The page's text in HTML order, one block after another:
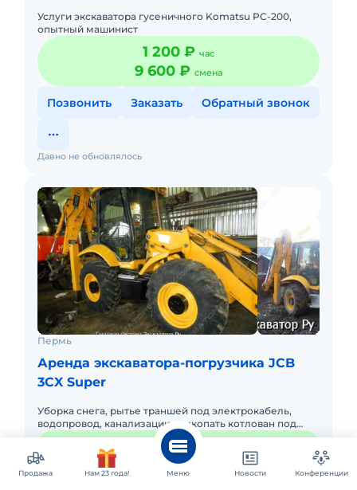
Услуги экскаватора гусеничного Komatsu PC-200,
опытный машинист
1 200 ₽ час
9 600 ₽ смена
Позвонить Заказать Обратный звонок
Давно не обновлялось
Пермь
Аренда экскаватора-погрузчика JCB
3CX Super
Уборка снега, рытье траншей под электрокабель,
водопровод, канализацию, выкопать котлован под
фундамент. Вместимость заднего ковша — 0.48 метра
кубических. Глуб
1 400 ₽
Позвонить Заказать Обратный звонок
Продажа Нам 23 года! Меню Новости Конференции